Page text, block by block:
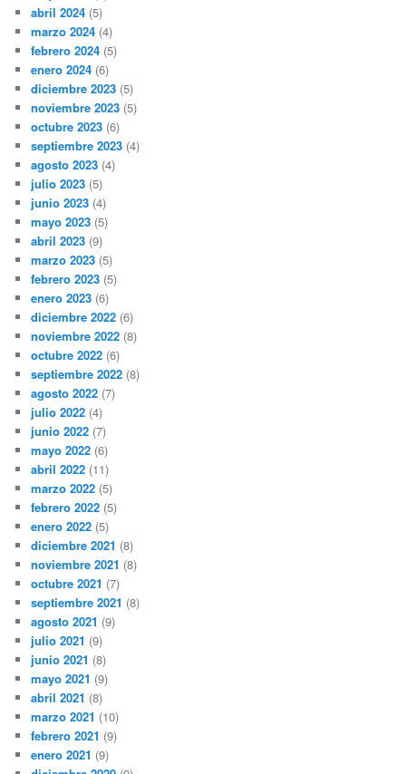
abril 2024 (5)
marzo 2024 (4)
febrero 2024 (5)
enero 2024 (6)
diciembre 2023 (5)
noviembre 2023 (5)
octubre 2023 (6)
septiembre 2023 (4)
agosto 2023 (4)
julio 2023 (5)
junio 2023 (4)
mayo 2023 (5)
abril 2023 (9)
marzo 2023 (5)
febrero 2023 (5)
enero 2023 (6)
diciembre 2022 (6)
noviembre 2022 (8)
octubre 2022 (6)
septiembre 2022 (8)
agosto 2022 (7)
julio 2022 (4)
junio 2022 (7)
mayo 2022 (6)
abril 2022 (11)
marzo 2022 (5)
febrero 2022 (5)
enero 2022 (5)
diciembre 2021 (8)
noviembre 2021 (8)
octubre 2021 (7)
septiembre 2021 (8)
agosto 2021 (9)
julio 2021 (9)
junio 2021 (8)
mayo 2021 (9)
abril 2021 (8)
marzo 2021 (10)
febrero 2021 (9)
enero 2021 (9)